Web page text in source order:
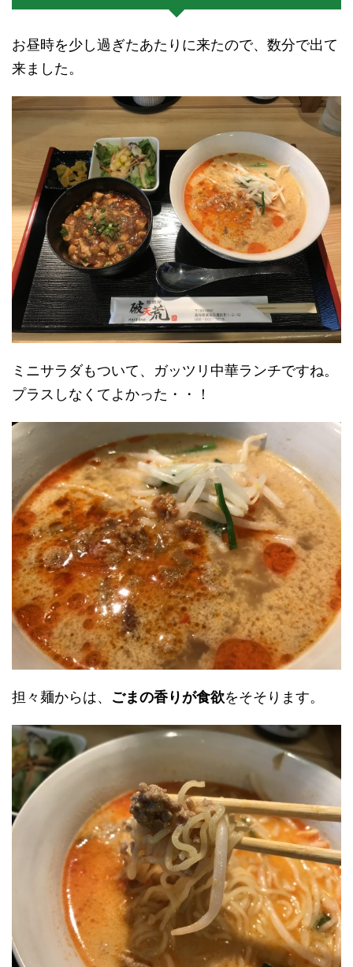
お昼時を少し過ぎたあたりに来たので、数分で出て
来ました。
ミニサラダもついて、ガッツリ中華ランチですね。
プラスしなくてよかった・・！
担々麺からは、 ごまの香りが食欲をそそります。